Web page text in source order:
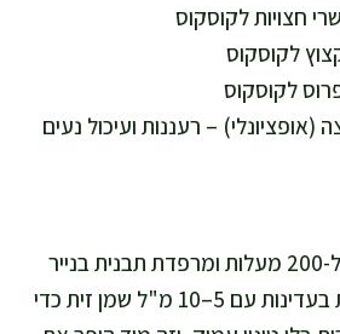
אני מחממת תנור ל-200 מעלות ומרפדת תבנית בנייר
אפייה. אני משמנת בעדינות עם 5–10 מ"ל שמן זית כדי